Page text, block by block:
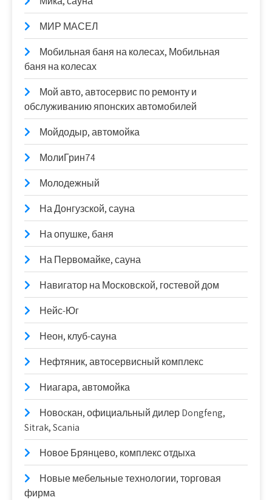
МИР МАСЕЛ
Мобильная баня на колесах, Мобильная
баня на колесах
Мой авто, автосервис по ремонту и
обслуживанию японских автомобилей
Мойдодыр, автомойка
МолиГрин74
Молодежный
На Донгузской, сауна
На опушке, баня
На Первомайке, сауна
Навигатор на Московской, гостевой дом
Нейс-Юг
Неон, клуб-сауна
Нефтяник, автосервисный комплекс
Ниагара, автомойка
Новоcкан, официальный дилер Dongfeng,
Sitrak, Scania
Новое Брянцево, комплекс отдыха
Новые мебельные технологии, торговая
фирма